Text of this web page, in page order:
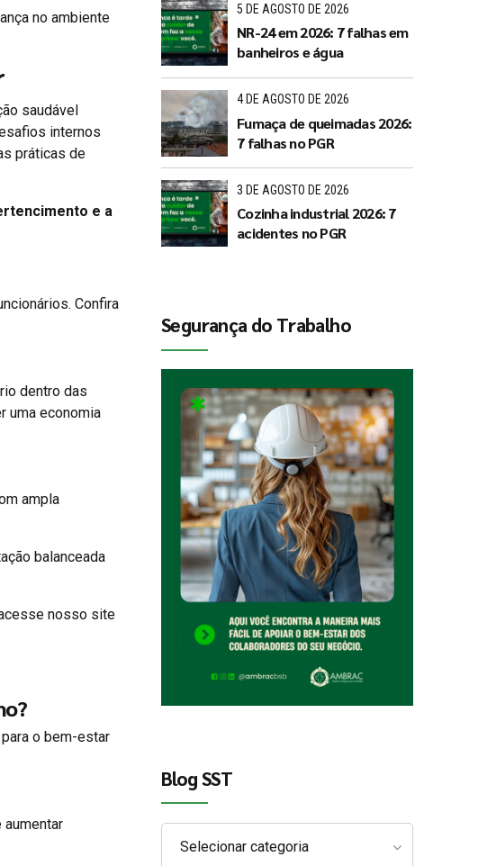
no ambiente
saudável
internos
práticas de
e a
Confira
dentro das
uma economia
ampla
balanceada
nosso site
o bem-estar
5 DE AGOSTO DE 2026
NR-24 em 2026: 7 falhas em
banheiros e água
4 DE AGOSTO DE 2026
Fumaça de queimadas 2026:
7 falhas no PGR
3 DE AGOSTO DE 2026
Cozinha industrial 2026: 7
acidentes no PGR
Segurança do Trabalho
Blog SST
Selecionar categoria